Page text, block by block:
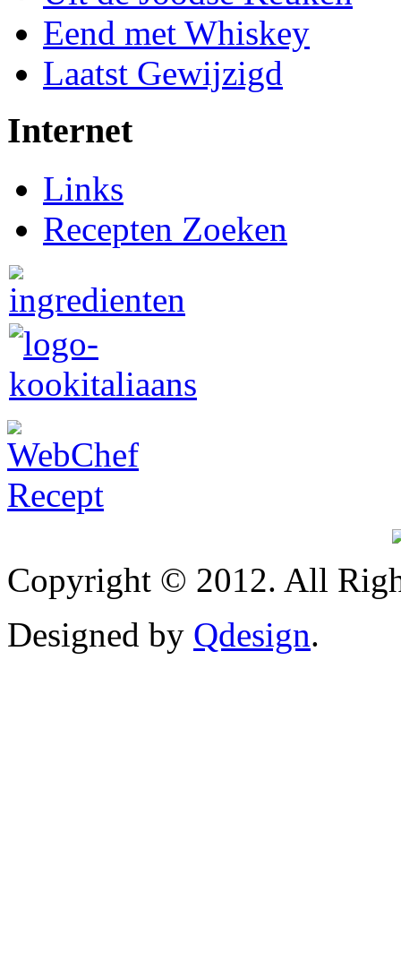
Eend met Whiskey
Laatst Gewijzigd
Internet
Links
Recepten Zoeken
Copyright © 2012. All
Designed by Qdesign.